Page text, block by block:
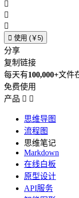



 使用 (￥5)
分享
复制链接
每天有100,000+文件
免费使用
产品  
思维导图
流程图
思维笔记
Markdown
在线白板
原型设计
API服务